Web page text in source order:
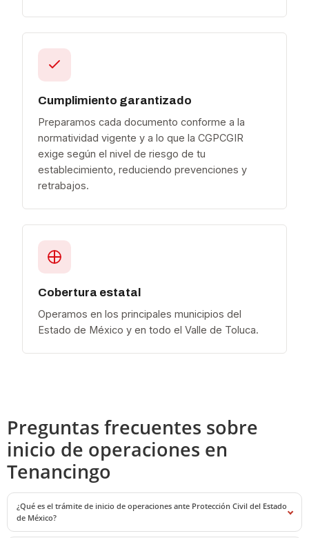
Cumplimiento garantizado
Preparamos cada documento conforme a la
normatividad vigente y a lo que la CGPCGIR
exige según el nivel de riesgo de tu
establecimiento, reduciendo prevenciones y
retrabajos.
Cobertura estatal
Operamos en los principales municipios del
Estado de México y en todo el Valle de Toluca.
Preguntas frecuentes sobre
inicio de operaciones en
Tenancingo
¿Qué es el trámite de inicio de operaciones ante Protección Civil del Estado
de México?